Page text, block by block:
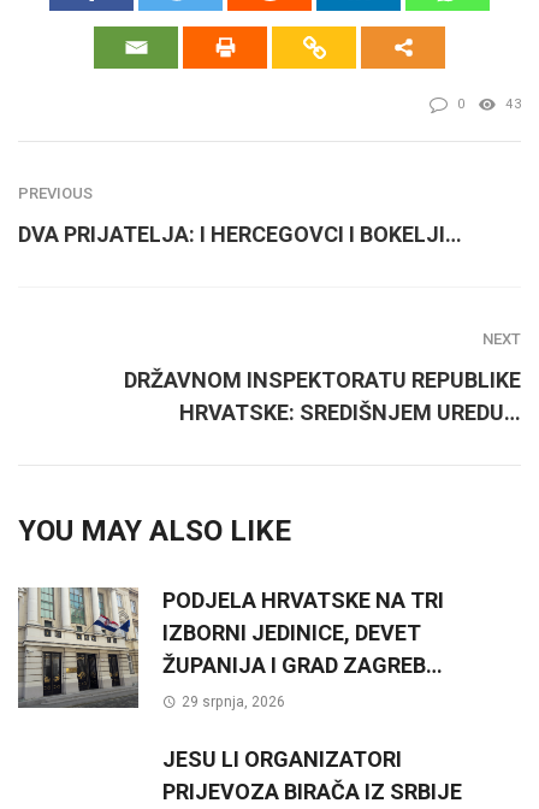
0 43
PREVIOUS
DVA PRIJATELJA: I HERCEGOVCI I BOKELJI…
NEXT
DRŽAVNOM INSPEKTORATU REPUBLIKE
HRVATSKE: SREDIŠNJEM UREDU…
YOU MAY ALSO LIKE
PODJELA HRVATSKE NA TRI
IZBORNI JEDINICE, DEVET
ŽUPANIJA I GRAD ZAGREB…
29 srpnja, 2026
JESU LI ORGANIZATORI
PRIJEVOZA BIRAČA IZ SRBIJE